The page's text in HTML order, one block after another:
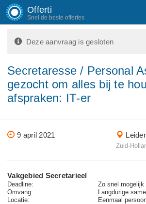
Offerti
Snel de beste offertes
Deze aanvraag is gesloten
Secretaresse / Personal
gezocht om alles bij te
afspraken: IT-er
9 april 2021
Zuid-
Vakgebied Secretarieel
Deadline:
Zo snel mogelijk
Omvang:
Langdurige
Locatie:
Eenmaal